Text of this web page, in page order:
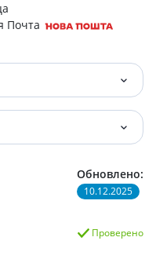
Почта
Обновлено:
10.12.2025
Проверено